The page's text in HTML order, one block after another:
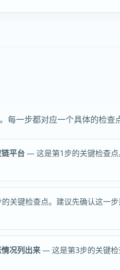
一步都对应一个具体的检查
平台— 这是第1步的关键检查点
关键检查点。建议先确认这一
况列出来— 这是第3步的关键检